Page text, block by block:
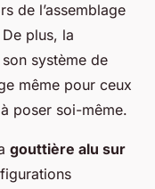
de l’assemblage
plus, la
système de
même pour ceux
poser soi-même.
gouttière alu sur